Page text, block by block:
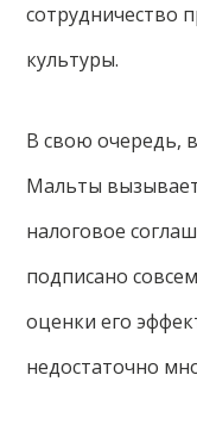
сотрудничество
культуры.
В свою очередь,
Мальты
налоговое
подписано
оценки его
недостаточно